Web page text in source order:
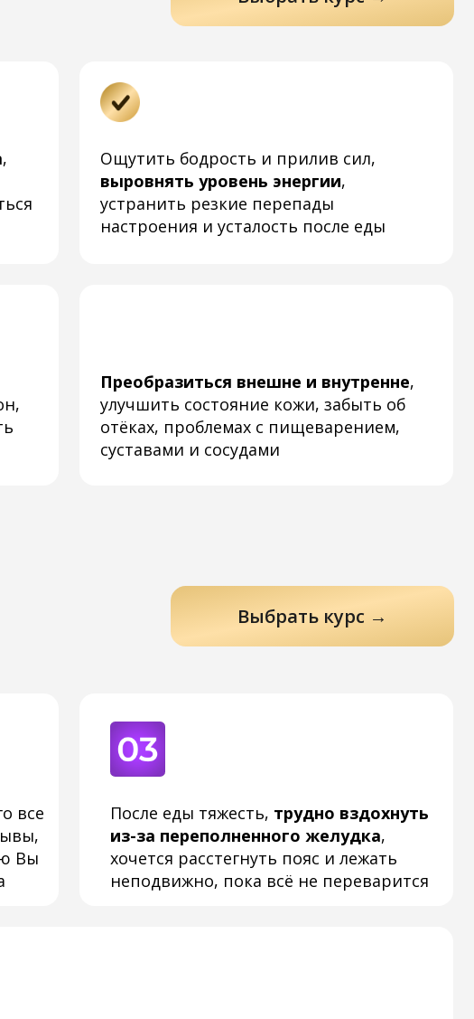
выровнять уровень энергии
Преобразиться внешне и внутренне,
улучшить состояние кожи, забыть об
отёках, проблемах с пищеварением,
из-за переполненного желудка
хочется расстегнуть пояс и лежать
неподвижно, пока всё не переварится
не помещаются в обувь , а при
остаётся на несколько секунд
Выбрать курс →